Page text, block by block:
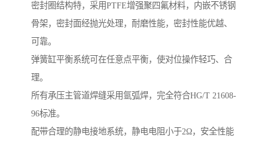
密封圈结构特，采用PTFE增强聚四氟材料，内嵌不锈钢
骨架，密封面经抛光处理，耐磨性能，密封性能优越、
可靠。
弹簧缸平衡系统可在任意点平衡，使对位操作轻巧、合
理。
所有承压主管道焊缝采用氩弧焊，完全符合HG/T 21608-
96标准。
配带合理的静电接地系统，静电电阻小于2Ω，安全性能